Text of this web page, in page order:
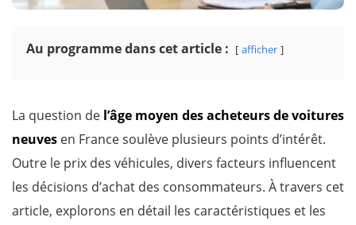
Au programme dans cet article : afficher
La question de l’âge moyen des acheteurs de voitures
neuves en France soulève plusieurs points d’intérêt.
Outre le prix des véhicules, divers facteurs influencent
les décisions d’achat des consommateurs. À travers cet
article, explorons en détail les caractéristiques et les